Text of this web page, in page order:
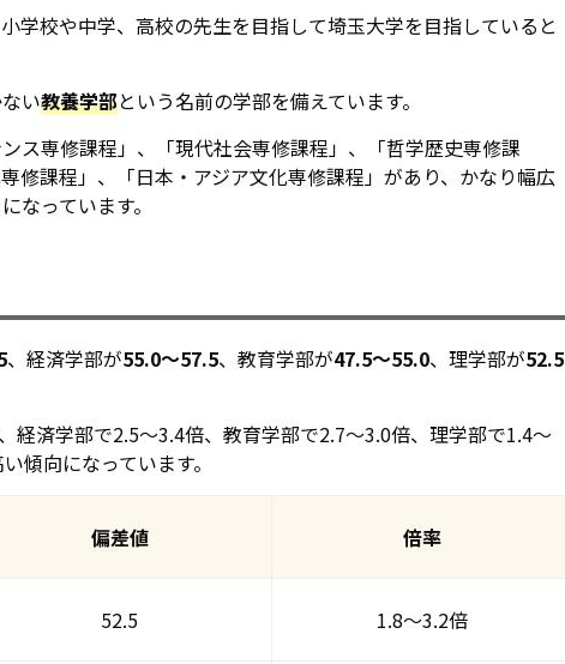
学校や中学、高校の先生を目指して埼玉大学を目指していると
い教養学部という名前の学部を備えています。
ス専修課程」、「現代社会専修課程」、「哲学歴史専修課
修課程」、「日本・アジア文化専修課程」があり、かなり幅広
なっています。
、経済学部が55.0～57.5、教育学部が47.5～55.0、理学部が52.5
経済学部で2.5～3.4倍、教育学部で2.7～3.0倍、理学部で1.4～
傾向になっています。
偏差値 倍率
52.5 1.8～3.2倍